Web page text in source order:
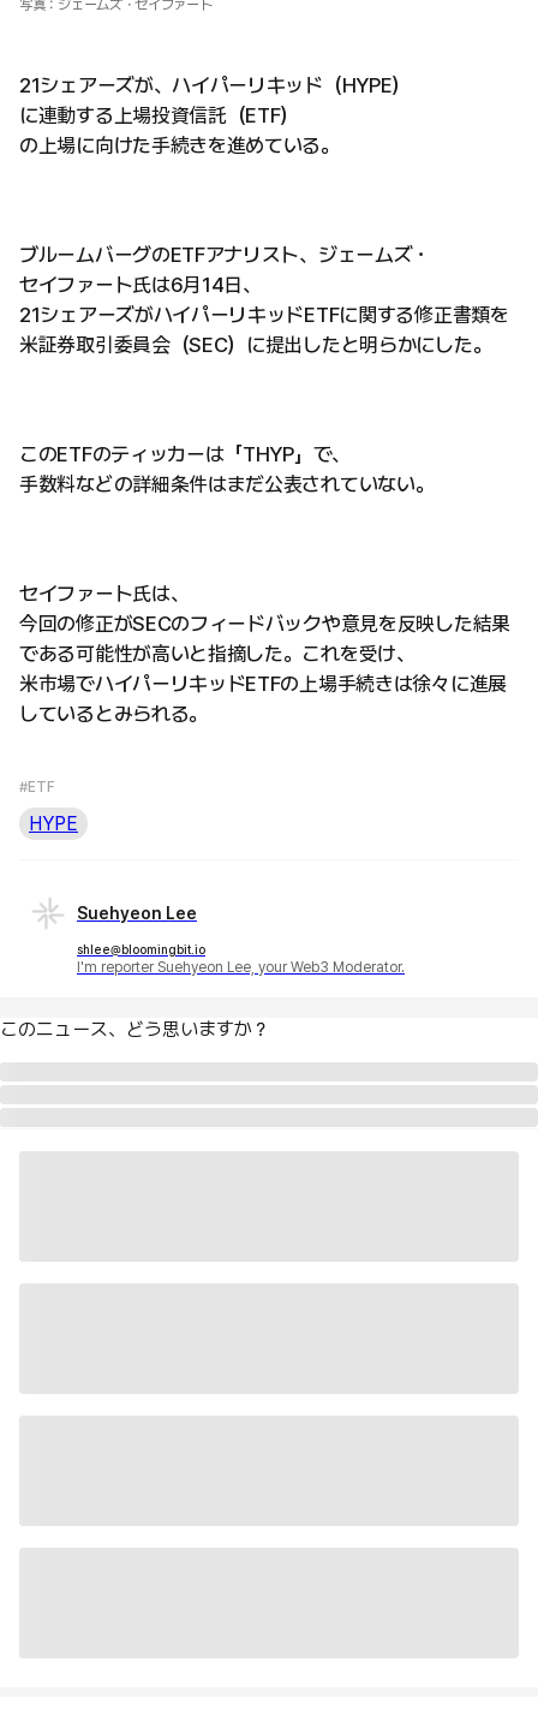
写真：ジェームズ・セイファート
21シェアーズが、ハイパーリキッド（HYPE）
に連動する上場投資信託（ETF）
の上場に向けた手続きを進めている。
ブルームバーグのETFアナリスト、ジェームズ・
セイファート氏は6月14日、
21シェアーズがハイパーリキッドETFに関する修正書類を
米証券取引委員会（SEC）に提出したと明らかにした。
このETFのティッカーは「THYP」で、
手数料などの詳細条件はまだ公表されていない。
セイファート氏は、
今回の修正がSECのフィードバックや意見を反映した結果
である可能性が高いと指摘した。これを受け、
米市場でハイパーリキッドETFの上場手続きは徐々に進展
しているとみられる。
#ETF
HYPE
Suehyeon Lee
shlee@bloomingbit.io
I'm reporter Suehyeon Lee, your Web3 Moderator.
このニュース、どう思いますか？